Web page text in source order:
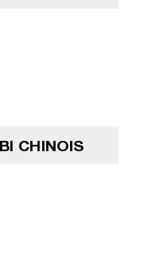
CHINOIS